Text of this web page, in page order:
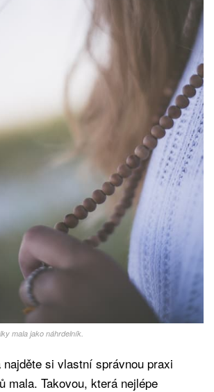
mala jako náhrdelník.
najděte si vlastní správnou praxi
mala. Takovou, která nejlépe